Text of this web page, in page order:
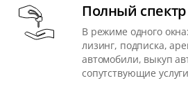
Полный спектр
В режиме одного
лизинг, подписка,
автомобили, выкуп
сопутствующие услуги